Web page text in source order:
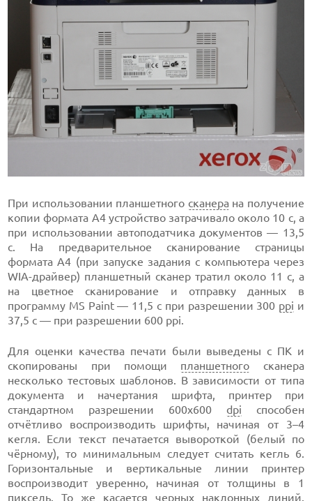
При использовании планшетного сканерана получение
копии формата А4 устройство затрачивало около 10 с, а
при использовании автоподатчика документов — 13,5
с. На предварительное сканирование страницы
формата А4 (при запуске задания с компьютера через
WIA-драйвер) планшетный сканер тратил около 11 с, а
на цветное сканирование и отправку данных в
программу MS Paint — 11,5 с при разрешении 300 ppi и
37,5 с — при разрешении 600 ppi.
Для оценки качества печати были выведены с ПК и
скопированы при помощи планшетного сканера
несколько тестовых шаблонов. В зависимости от типа
документа и начертания шрифта, принтер при
стандартном разрешении 600х600 dpi способен
отчётливо воспроизводить шрифты, начиная от 3–4
кегля. Если текст печатается вывороткой (белый по
чёрному), то минимальным следует считать кегль 6.
Горизонтальные и вертикальные линии принтер
воспроизводит уверенно, начиная от толщины в 1
пиксель. То же касается черных наклонных линий.